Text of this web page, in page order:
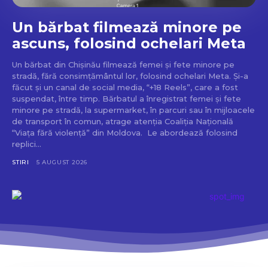
out!
Sing up for our newsletter
to stay in the loop.
SUBSCRIBE
Un bărbat filmează minore pe
ascuns, folosind ochelari Meta
Un bărbat din Chișinău filmează femei și fete minore pe
stradă, fără consimțământul lor, folosind ochelari Meta. Și-a
făcut și un canal de social media, “+18 Reels”, care a fost
suspendat, între timp. Bărbatul a înregistrat femei și fete
minore pe stradă, la supermarket, în parcuri sau în mijloacele
de transport în comun, atrage atenția Coaliția Națională
“Viața fără violență” din Moldova. Le abordează folosind
replici...
STIRI 5 AUGUST 2026